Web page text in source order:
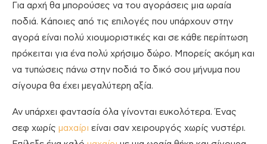
Για αρχή θα μπορούσες να του αγοράσεις μια ωραία
ποδιά. Κάποιες από τις επιλογές που υπάρχουν στην
αγορά είναι πολύ χιουμοριστικές και σε κάθε περίπτωση
πρόκειται για ένα πολύ χρήσιμο δώρο. Μπορείς ακόμη και
να τυπώσεις πάνω στην ποδιά το δικό σου μήνυμα που
σίγουρα θα έχει μεγαλύτερη αξία.
Αν υπάρχει φαντασία όλα γίνονται ευκολότερα. Ένας
σεφ χωρίς μαχαίρι είναι σαν χειρουργός χωρίς νυστέρι.